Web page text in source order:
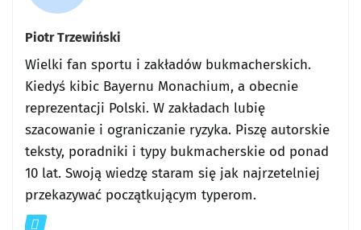
Piotr Trzewiński
Wielki fan sportu i zakładów bukmacherskich.
Kiedyś kibic Bayernu Monachium, a obecnie
reprezentacji Polski. W zakładach lubię
szacowanie i ograniczanie ryzyka. Piszę autorskie
teksty, poradniki i typy bukmacherskie od ponad
10 lat. Swoją wiedzę staram się jak najrzetelniej
przekazywać początkującym typerom.